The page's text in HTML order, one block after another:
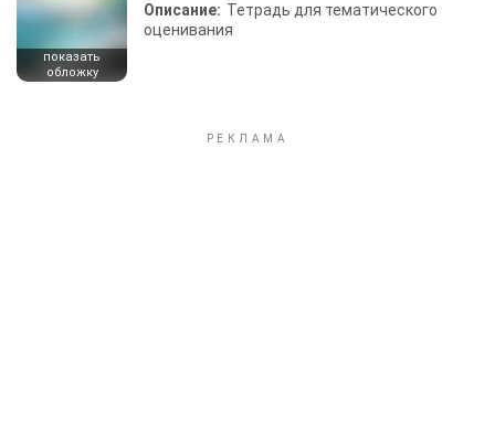
показать
обложку
Описание: Тетрадь для тематического
оценивания